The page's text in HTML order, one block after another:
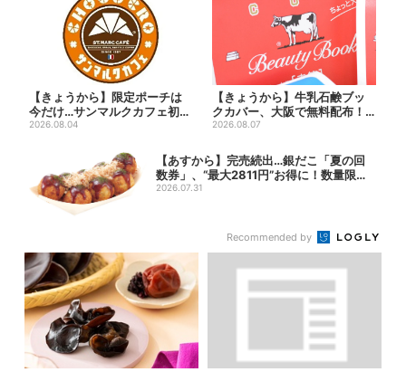
【きょうから】限定ポーチは
今だけ…サンマルクカフェ初の
「夏福袋」、実質無料でレア...
2026.08.04
【きょうから】牛乳石鹸ブッ
クカバー、大阪で無料配布！
先着1000名に「牛のカー...
2026.08.07
【あすから】完売続出…銀だこ「夏の回
数券」、“最大2811円”お得に！数量限定
で
2026.07.31
Recommended by